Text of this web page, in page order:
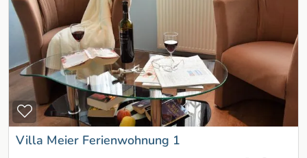
Zur Merkliste hinzufügen
Villa Meier Ferienwohnung 1